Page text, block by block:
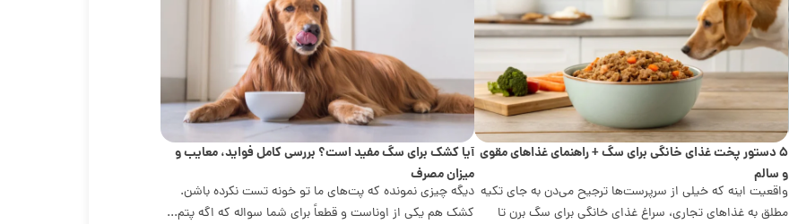
۵ دستور پخت غذای خانگی برای سگ + راهنمای غذاهای مقوی
و سالم
واقعیت اینه که خیلی از سرپرست‌ها ترجیح می‌دن به جای تکیه
مطلق به غذاهای تجاری، سراغ غذای خانگی برای سگ برن تا
آیا کشک برای سگ مفید است؟ بررسی کامل فواید، معایب و
میزان مصرف
دیگه چیزی نمونده که پت‌های ما تو خونه تست نکرده باشن.
کشک هم یکی از اوناست و قطعاً برای شما سواله که اگه پتم...